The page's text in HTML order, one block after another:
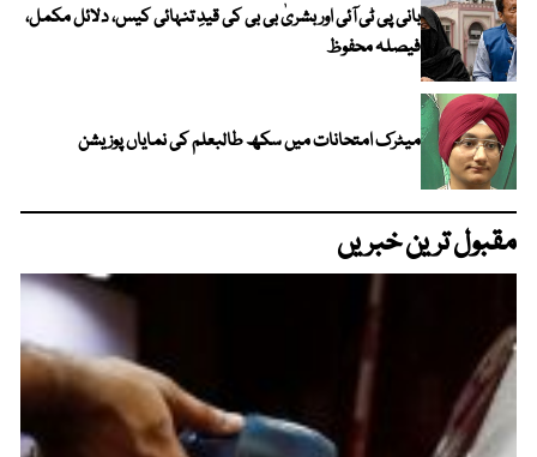
بانی پی ٹی آئی اور بشریٰ بی بی کی قیدِ تنہائی کیس، دلائل مکمل،
فیصلہ محفوظ
میٹرک امتحانات میں سکھ طالبعلم کی نمایاں پوزیشن
مقبول ترین خبریں